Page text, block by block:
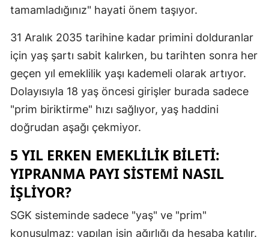
Aksaray
Bayburt
Kırıkkale
Batman
Bartın
Iğdır
tamamladığınız" hayati önem taşıyor.
31 Aralık 2035 tarihine kadar primini dolduranlar
için yaş şartı sabit kalırken, bu tarihten sonra her
geçen yıl emeklilik yaşı kademeli olarak artıyor.
Dolayısıyla 18 yaş öncesi girişler burada sadece
"prim biriktirme" hızı sağlıyor, yaş haddini
doğrudan aşağı çekmiyor.
5 YIL ERKEN EMEKLILIK BILETI:
YIPRANMA PAYI SISTEMI NASIL
IŞLIYOR?
SGK sisteminde sadece "yaş" ve "prim"
konuşulmaz; yapılan işin ağırlığı da hesaba katılır.